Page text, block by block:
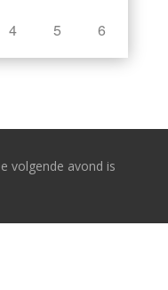
4 5 6
volgende avond is